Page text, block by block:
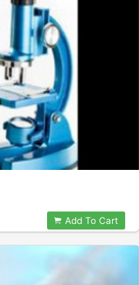
Add To Cart